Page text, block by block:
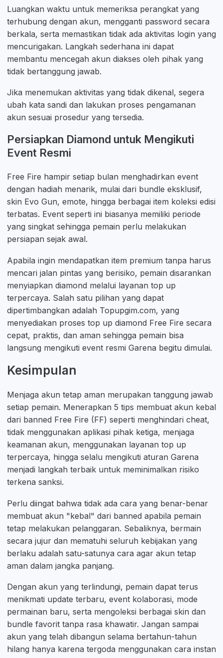
Luangkan waktu untuk memeriksa perangkat yang
terhubung dengan akun, mengganti password secara
berkala, serta memastikan tidak ada aktivitas login yang
mencurigakan. Langkah sederhana ini dapat
membantu mencegah akun diakses oleh pihak yang
tidak bertanggung jawab.
Jika menemukan aktivitas yang tidak dikenal, segera
ubah kata sandi dan lakukan proses pengamanan
akun sesuai prosedur yang tersedia.
Persiapkan Diamond untuk Mengikuti
Event Resmi
Free Fire hampir setiap bulan menghadirkan event
dengan hadiah menarik, mulai dari bundle eksklusif,
skin Evo Gun, emote, hingga berbagai item koleksi edisi
terbatas. Event seperti ini biasanya memiliki periode
yang singkat sehingga pemain perlu melakukan
persiapan sejak awal.
Apabila ingin mendapatkan item premium tanpa harus
mencari jalan pintas yang berisiko, pemain disarankan
menyiapkan diamond melalui layanan top up
terpercaya. Salah satu pilihan yang dapat
dipertimbangkan adalah Topupgim.com, yang
menyediakan proses top up diamond Free Fire secara
cepat, praktis, dan aman sehingga pemain bisa
langsung mengikuti event resmi Garena begitu dimulai.
Kesimpulan
Menjaga akun tetap aman merupakan tanggung jawab
setiap pemain. Menerapkan 5 tips membuat akun kebal
dari banned Free Fire (FF) seperti menghindari cheat,
tidak menggunakan aplikasi pihak ketiga, menjaga
keamanan akun, menggunakan layanan top up
terpercaya, hingga selalu mengikuti aturan Garena
menjadi langkah terbaik untuk meminimalkan risiko
terkena sanksi.
Perlu diingat bahwa tidak ada cara yang benar-benar
membuat akun "kebal" dari banned apabila pemain
tetap melakukan pelanggaran. Sebaliknya, bermain
secara jujur dan mematuhi seluruh kebijakan yang
berlaku adalah satu-satunya cara agar akun tetap
aman dalam jangka panjang.
Dengan akun yang terlindungi, pemain dapat terus
menikmati update terbaru, event kolaborasi, mode
permainan baru, serta mengoleksi berbagai skin dan
bundle favorit tanpa rasa khawatir. Jangan sampai
akun yang telah dibangun selama bertahun-tahun
hilang hanya karena tergoda menggunakan cara instan